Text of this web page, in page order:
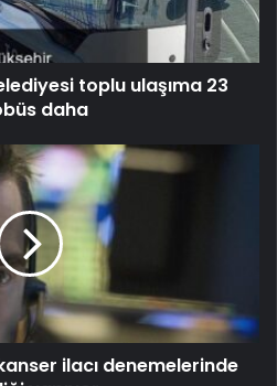
toplu ulaşıma 23
daha
ilacı denemelerinde